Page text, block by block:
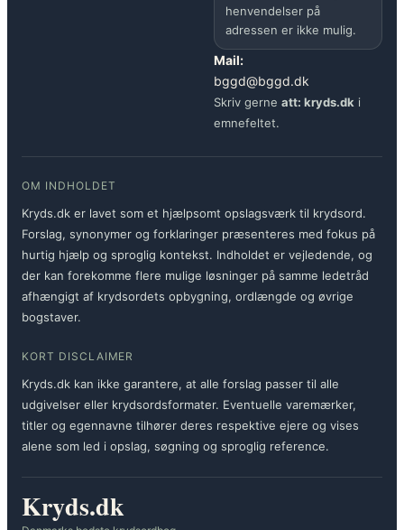
henvendelser på
adressen er ikke mulig.
Mail:
bggd@bggd.dk
Skriv gerne att: kryds.dk i
emnefeltet.
OM INDHOLDET
Kryds.dk er lavet som et hjælpsomt opslagsværk til krydsord.
Forslag, synonymer og forklaringer præsenteres med fokus på
hurtig hjælp og sproglig kontekst. Indholdet er vejledende, og
der kan forekomme flere mulige løsninger på samme ledetråd
afhængigt af krydsordets opbygning, ordlængde og øvrige
bogstaver.
KORT DISCLAIMER
Kryds.dk kan ikke garantere, at alle forslag passer til alle
udgivelser eller krydsordsformater. Eventuelle varemærker,
titler og egennavne tilhører deres respektive ejere og vises
alene som led i opslag, søgning og sproglig reference.
Kryds.dk